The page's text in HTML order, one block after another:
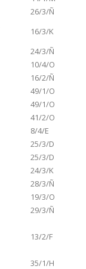
26/3/Ñ
16/3/K
24/3/Ñ
10/4/O
16/2/Ñ
49/1/O
49/1/O
41/2/O
8/4/E
25/3/D
25/3/D
24/3/K
28/3/Ñ
19/3/O
29/3/Ñ
13/2/F
35/1/H